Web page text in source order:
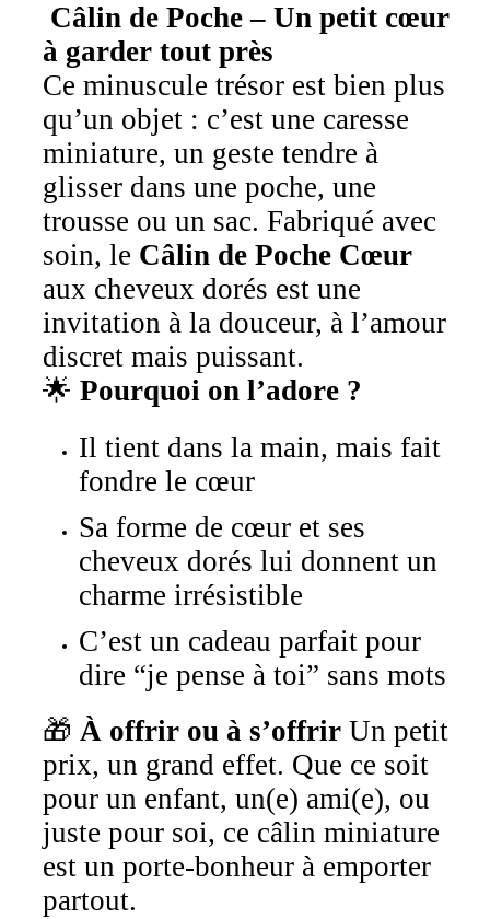
Câlin de Poche – Un petit cœur
à garder tout près
Ce minuscule trésor est bien plus
qu’un objet : c’est une caresse
miniature, un geste tendre à
glisser dans une poche, une
trousse ou un sac. Fabriqué avec
soin, le Câlin de Poche Cœur
aux cheveux dorés est une
invitation à la douceur, à l’amour
discret mais puissant.
🌟 Pourquoi on l’adore ?
Il tient dans la main, mais fait
fondre le cœur
Sa forme de cœur et ses
cheveux dorés lui donnent un
charme irrésistible
C’est un cadeau parfait pour
dire “je pense à toi” sans mots
🎁 À offrir ou à s’offrirUn petit
prix, un grand effet. Que ce soit
pour un enfant, un(e) ami(e), ou
juste pour soi, ce câlin miniature
est un porte-bonheur à emporter
partout.